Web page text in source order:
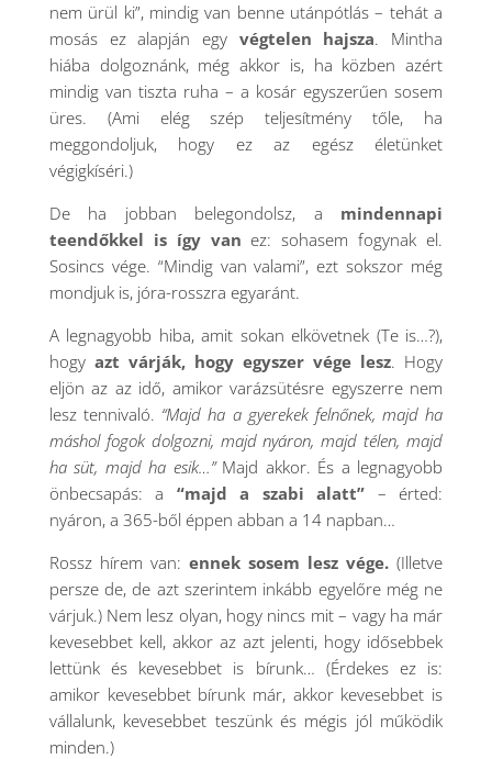
nem ürül ki”, mindig van benne utánpótlás – tehát a
mosás ez alapján egy végtelen hajsza. Mintha
hiába dolgoznánk, még akkor is, ha közben azért
mindig van tiszta ruha – a kosár egyszerűen sosem
üres. (Ami elég szép teljesítmény tőle, ha
meggondoljuk, hogy ez az egész életünket
végigkíséri.)
De ha jobban belegondolsz, a mindennapi
teendőkkel is így van ez: sohasem fogynak el.
Sosincs vége. “Mindig van valami”, ezt sokszor még
mondjuk is, jóra-rosszra egyaránt.
A legnagyobb hiba, amit sokan elkövetnek (Te is…?),
hogy azt várják, hogy egyszer vége lesz. Hogy
eljön az az idő, amikor varázsütésre egyszerre nem
lesz tennivaló. “Majd ha a gyerekek felnőnek, majd ha
máshol fogok dolgozni, majd nyáron, majd télen, majd
ha süt, majd ha esik…”Majd akkor. És a legnagyobb
önbecsapás: a “majd a szabi alatt” – érted:
nyáron, a 365-ből éppen abban a 14 napban…
Rossz hírem van: ennek sosem lesz vége. (Illetve
persze de, de azt szerintem inkább egyelőre még ne
várjuk.) Nem lesz olyan, hogy nincs mit – vagy ha már
kevesebbet kell, akkor az azt jelenti, hogy idősebbek
lettünk és kevesebbet is bírunk… (Érdekes ez is:
amikor kevesebbet bírunk már, akkor kevesebbet is
vállalunk, kevesebbet teszünk és mégis jól működik
minden.)